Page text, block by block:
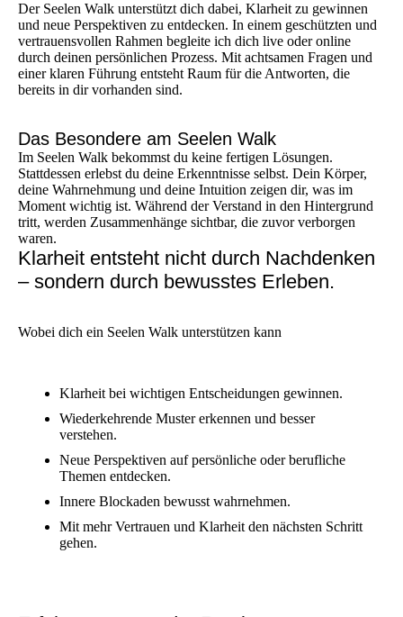
Der Seelen Walk unterstützt dich dabei, Klarheit zu gewinnen
und neue Perspektiven zu entdecken. In einem geschützten und
vertrauensvollen Rahmen begleite ich dich live oder online
durch deinen persönlichen Prozess. Mit achtsamen Fragen und
einer klaren Führung entsteht Raum für die Antworten, die
bereits in dir vorhanden sind.
Das Besondere am Seelen Walk
Im Seelen Walk bekommst du keine fertigen Lösungen.
Stattdessen erlebst du deine Erkenntnisse selbst. Dein Körper,
deine Wahrnehmung und deine Intuition zeigen dir, was im
Moment wichtig ist. Während der Verstand in den Hintergrund
tritt, werden Zusammenhänge sichtbar, die zuvor verborgen
waren.
Klarheit entsteht nicht durch Nachdenken
– sondern durch bewusstes Erleben.
Wobei dich ein Seelen Walk unterstützen kann
Klarheit bei wichtigen Entscheidungen gewinnen.
Wiederkehrende Muster erkennen und besser
verstehen.
Neue Perspektiven auf persönliche oder berufliche
Themen entdecken.
Innere Blockaden bewusst wahrnehmen.
Mit mehr Vertrauen und Klarheit den nächsten Schritt
gehen.